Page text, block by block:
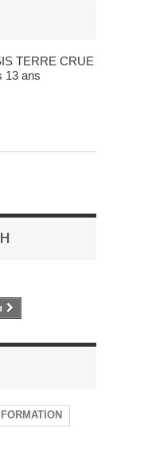
TERRE CRUE
13 ans
FORMATION